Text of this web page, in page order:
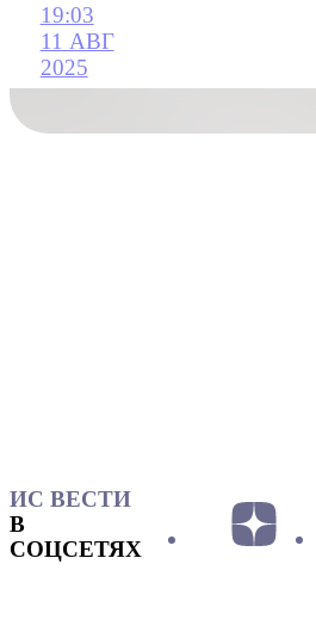
19:03
11 АВГ
2025
ИС ВЕСТИ
В
СОЦСЕТЯХ